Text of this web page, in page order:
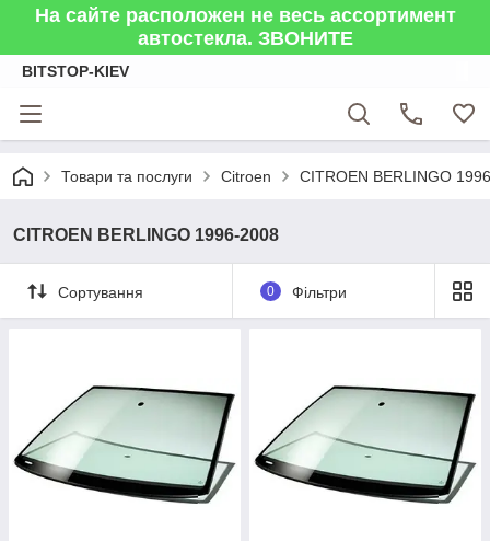
На сайте расположен не весь ассортимент
автостекла. ЗВОНИТЕ
BITSTOP-KIEV
Товари та послуги Citroen CITROEN BERLINGO
CITROEN BERLINGO 1996-2008
Сортування 0 Фільтри